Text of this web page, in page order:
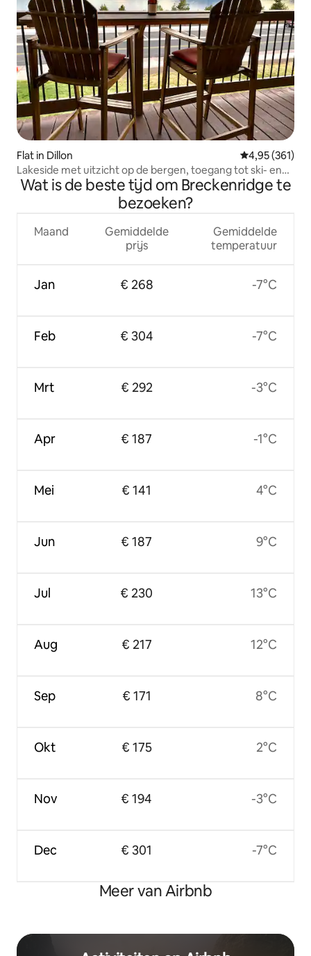
Flat in Dillon Gemiddelde
4,95 (361)
Lakeside met uitzicht op de bergen, toegang tot ski- en
sportfaciliteiten GEEN HUISDIEREN
Wat is de beste tijd om Breckenridge te
bezoeken?
Maand
Jan
Feb
Mrt
Apr
Mei
Jun
Jul
Aug
Sep
Okt
Nov
Dec
Gemiddelde
prijs
€ 268
€ 304
€ 292
€ 187
€ 141
€ 187
€ 230
€ 217
€ 171
€ 175
€ 194
€ 301
Gemiddelde
temperatuur
-7°C
-7°C
-3°C
-1°C
4°C
9°C
13°C
12°C
8°C
2°C
-3°C
-7°C
Meer van Airbnb